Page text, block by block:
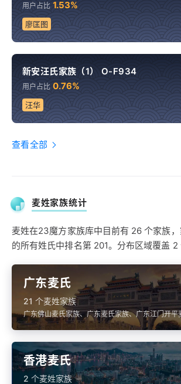
用户占比 1.53%
廖匡图
新安汪氏家族（1） O-F934
用户占比 0.76%
汪华
查看全部
麦姓家族统计
麦姓在23魔方家族库中目前有 26 个家族
的所有姓氏中排名第 201。分布区域覆盖 2
广东麦氏
21 个麦姓家族
广东佛山麦氏家族、广东麦氏家族、广东江门开平
氏
香港麦氏
2 个麦姓家族